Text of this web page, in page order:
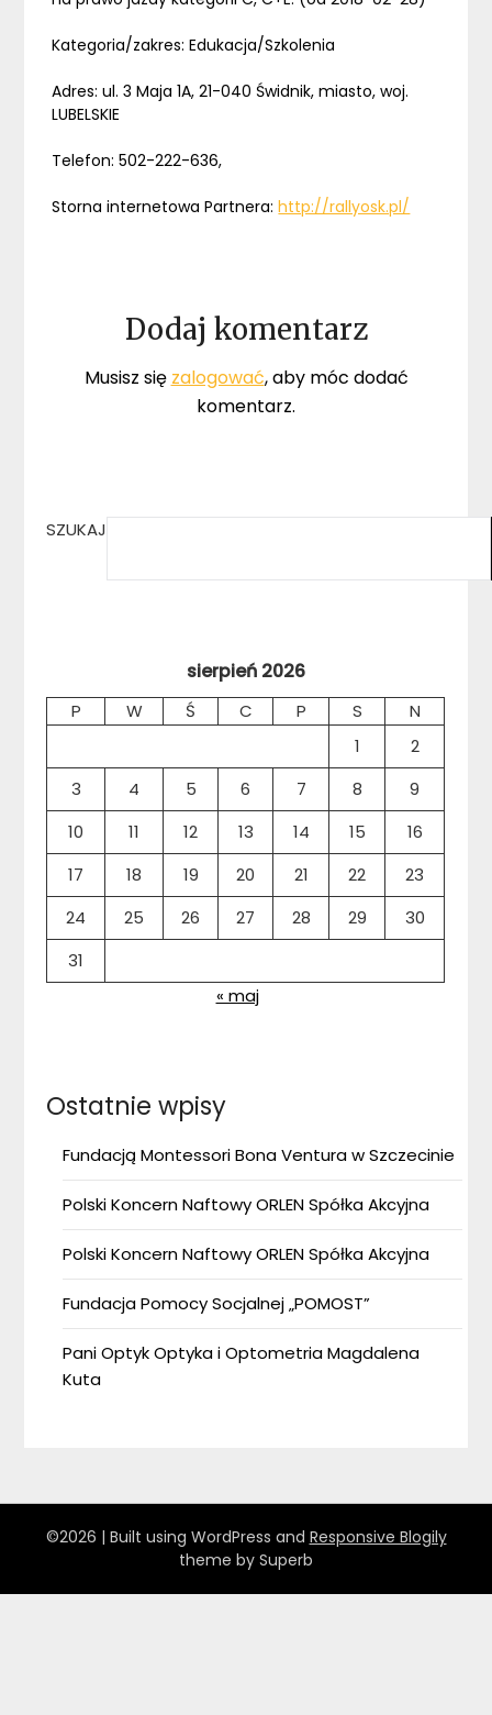
Kategoria/zakres: Edukacja/Szkolenia
Adres: ul. 3 Maja 1A, 21-040 Świdnik, miasto, woj.
LUBELSKIE
Telefon: 502-222-636,
Storna internetowa Partnera:http://rallyosk.pl/
Dodaj komentarz
Musisz się zalogować, aby móc dodać
komentarz.
SZUKAJ
sierpień 2026
P W Ś C P S
N
1
2
3
4 5 6 7 8
9
10
11 12 13 14 15
16
17
18 19 20 21 22
23
24
25 26 27 28 29
30
31
« maj
Ostatnie wpisy
Fundacją Montessori Bona Ventura w Szczecinie
Polski Koncern Naftowy ORLEN Spółka Akcyjna
Polski Koncern Naftowy ORLEN Spółka Akcyjna
Fundacja Pomocy Socjalnej „POMOST”
Pani Optyk Optyka i Optometria Magdalena
Kuta
©2026 | Built using WordPress and Responsive Blogily
theme by Superb